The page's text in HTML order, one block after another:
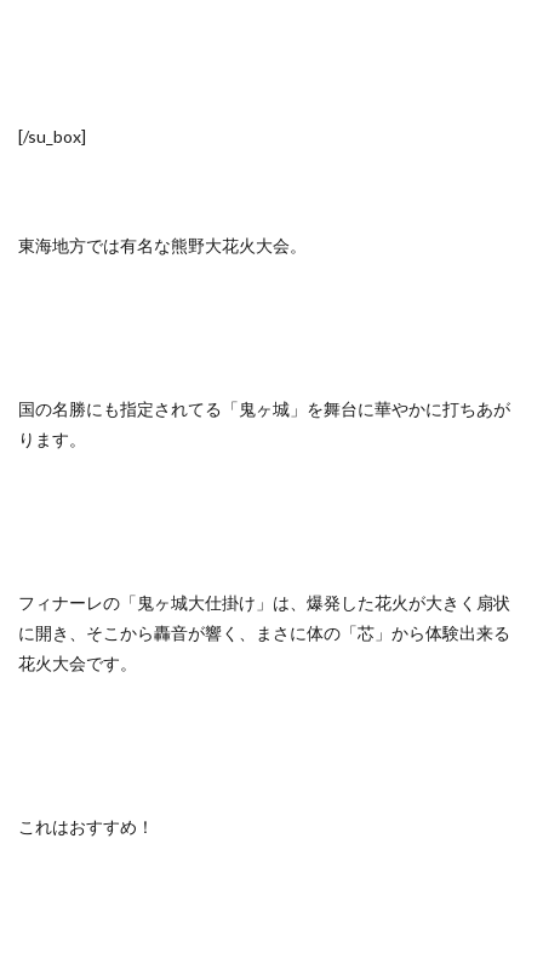
[/su_box]
東海地方では有名な熊野大花火大会。
国の名勝にも指定されてる「鬼ヶ城」を舞台に華やかに打ちあが
ります。
フィナーレの「鬼ヶ城大仕掛け」は、爆発した花火が大きく扇状
に開き、そこから轟音が響く、まさに体の「芯」から体験出来る
花火大会です。
これはおすすめ！